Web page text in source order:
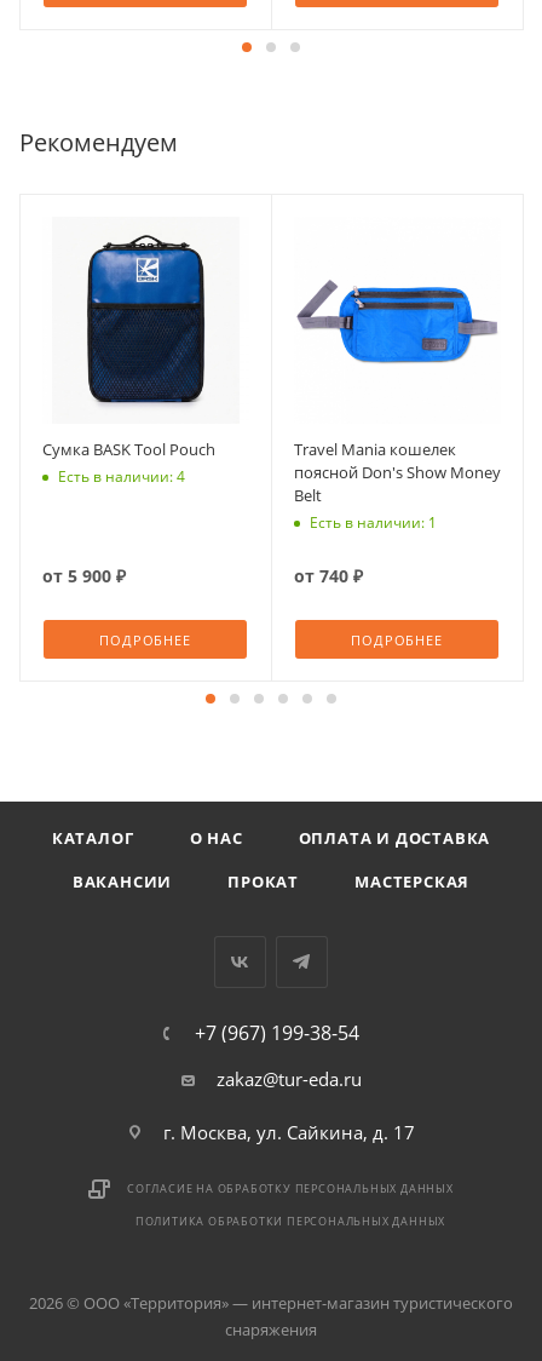
Рекомендуем
Сумка BASK Tool Pouch
Есть в наличии: 4
от 5 900 ₽
ПОДРОБНЕЕ
Travel Mania кошелек
поясной Don's Show Money
Belt
Есть в наличии: 1
от 740 ₽
ПОДРОБНЕЕ
КАТАЛОГ О НАС
ОПЛАТА И ДОСТАВКА
ВАКАНСИИ
ПРОКАТ МАСТЕРСКАЯ
+7 (967) 199-38-54
zakaz@tur-eda.ru
г. Москва, ул. Сайкина, д. 17
СОГЛАСИЕ НА ОБРАБОТКУ ПЕРСОНАЛЬНЫХ ДАННЫХ
ПОЛИТИКА ОБРАБОТКИ ПЕРСОНАЛЬНЫХ ДАННЫХ
2026 © ООО «Территория» — интернет-магазин туристического
снаряжения